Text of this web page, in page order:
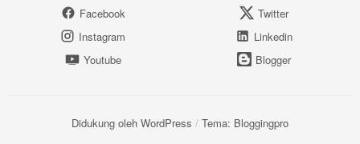
Facebook
Twitter
Instagram
Linkedin
Youtube
Blogger
Didukung oleh WordPress / Tema: Bloggingpro